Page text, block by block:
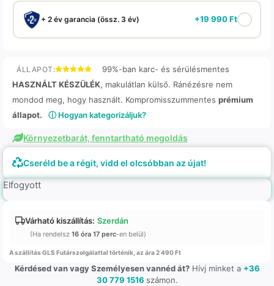
+ 2 év garancia (össz. 3 év) +19 990Ft
ÁLLAPOT:
99%-ban karc- és sérülésmentes
HASZNÁLT KÉSZÜLÉK, makulátlan külső. Ránézésre nem
mondod meg, hogy használt. Kompromisszummentes prémium
állapot.
ⓘ Hogyan kategorizáljuk?
Környezetbarát, fenntartható megoldás
Cseréld be a régit, vidd el olcsóbban az újat!
Elfogyott
Várható kiszállítás: Szerdán
(Ha rendelsz 16 óra 17 perc-en belül)
A szállítás GLS Futárszolgálattal történik, az ára 2 490 Ft
Kérdésed van vagy Személyesen vannéd át?Hívj minket a +36
30 779 1516 számon.